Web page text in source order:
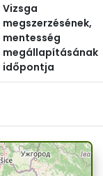
Vizsga
megszerzésének,
mentesség
megállapításának
időpontja